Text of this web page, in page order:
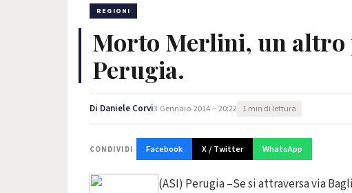
REGIONI
Morto Merlini, un altro
Perugia.
Di Daniele Corvi3 Gennaio 2014 – 20:22 1 min di lettura
CONDIVIDI Facebook X / Twitter WhatsApp
(ASI) Perugia –Se si attraversa via